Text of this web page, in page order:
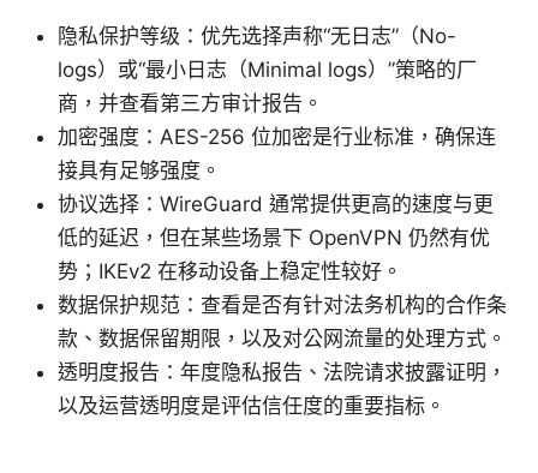
隐私保护等级：优先选择声称“无日志”（No-
logs）或“最小日志（Minimal logs）”策略的厂
商，并查看第三方审计报告。
加密强度：AES-256 位加密是行业标准，确保连
接具有足够强度。
协议选择：WireGuard 通常提供更高的速度与更
低的延迟，但在某些场景下 OpenVPN 仍然有优
势；IKEv2 在移动设备上稳定性较好。
数据保护规范：查看是否有针对法务机构的合作条
款、数据保留期限，以及对公网流量的处理方式。
透明度报告：年度隐私报告、法院请求披露证明，
以及运营透明度是评估信任度的重要指标。